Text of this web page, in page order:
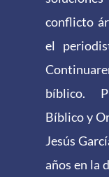
conflicto
el
bíblico.
Bíblico y
Jesús
años en la